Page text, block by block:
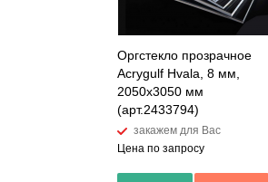
Оргстекло прозрачное
Acrygulf Hvala, 8 мм,
2050х3050 мм
(арт.2433794)
закажем для Вас
Цена по запросу